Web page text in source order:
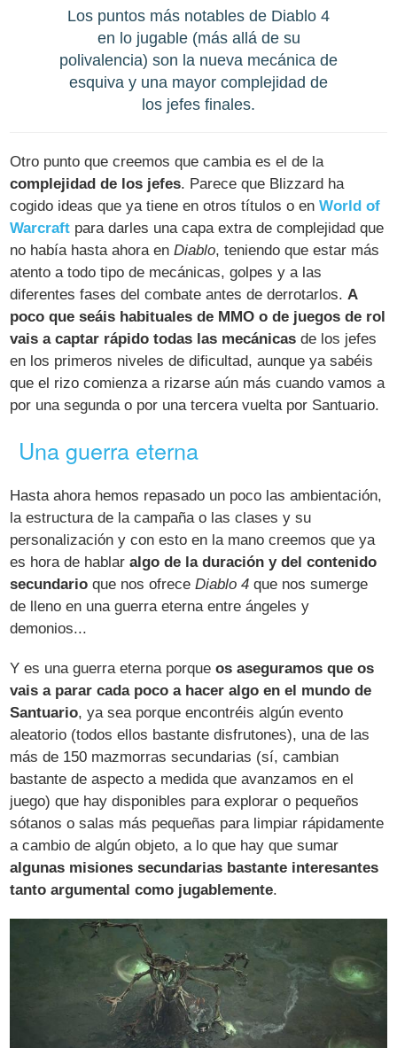
Los puntos más notables de Diablo 4
en lo jugable (más allá de su
polivalencia) son la nueva mecánica de
esquiva y una mayor complejidad de
los jefes finales.
Otro punto que creemos que cambia es el de la
complejidad de los jefes. Parece que Blizzard ha
cogido ideas que ya tiene en otros títulos o enWorld of
Warcraft para darles una capa extra de complejidad que
no había hasta ahora enDiablo, teniendo que estar más
atento a todo tipo de mecánicas, golpes y a las
diferentes fases del combate antes de derrotarlos. A
poco que seáis habituales de MMO o de juegos de rol
vais a captar rápido todas las mecánicas de los jefes
en los primeros niveles de dificultad, aunque ya sabéis
que el rizo comienza a rizarse aún más cuando vamos a
por una segunda o por una tercera vuelta por Santuario.
Una guerra eterna
Hasta ahora hemos repasado un poco las ambientación,
la estructura de la campaña o las clases y su
personalización y con esto en la mano creemos que ya
es hora de hablaralgo de la duración y del contenido
secundario que nos ofreceDiablo 4 que nos sumerge
de lleno en una guerra eterna entre ángeles y
demonios...
Y es una guerra eterna porque os aseguramos que os
vais a parar cada poco a hacer algo en el mundo de
Santuario, ya sea porque encontréis algún evento
aleatorio (todos ellos bastante disfrutones), una de las
más de 150 mazmorras secundarias (sí, cambian
bastante de aspecto a medida que avanzamos en el
juego) que hay disponibles para explorar o pequeños
sótanos o salas más pequeñas para limpiar rápidamente
a cambio de algún objeto, a lo que hay que sumar
algunas misiones secundarias bastante interesantes
tanto argumental como jugablemente.